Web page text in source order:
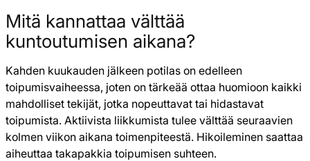
Mitä kannattaa välttää
kuntoutumisen aikana?
Kahden kuukauden jälkeen potilas on edelleen
toipumisvaiheessa, joten on tärkeää ottaa huomioon kaikki
mahdolliset tekijät, jotka nopeuttavat tai hidastavat
toipumista. Aktiivista liikkumista tulee välttää seuraavien
kolmen viikon aikana toimenpiteestä. Hikoileminen saattaa
aiheuttaa takapakkia toipumisen suhteen.